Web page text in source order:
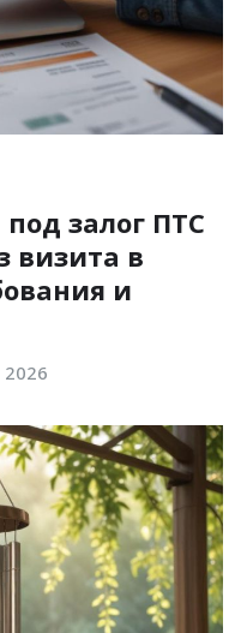
залог ПТС
визита в
и